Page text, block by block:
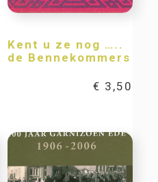
Kent u ze nog …..
de Bennekommers
€ 3,50